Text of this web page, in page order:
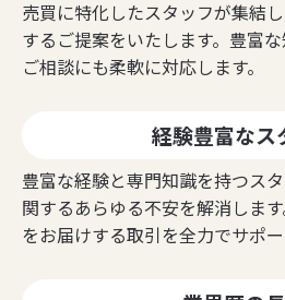
売買に特化したスタッフが集結
するご提案をいたします。豊富
ご相談にも柔軟に対応します。
経験豊富なス
豊富な経験と専門知識を持つス
関するあらゆる不安を解消しま
をお届けする取引を全力でサポー